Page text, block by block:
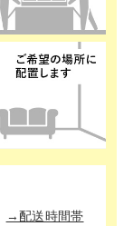
→配送時間帯